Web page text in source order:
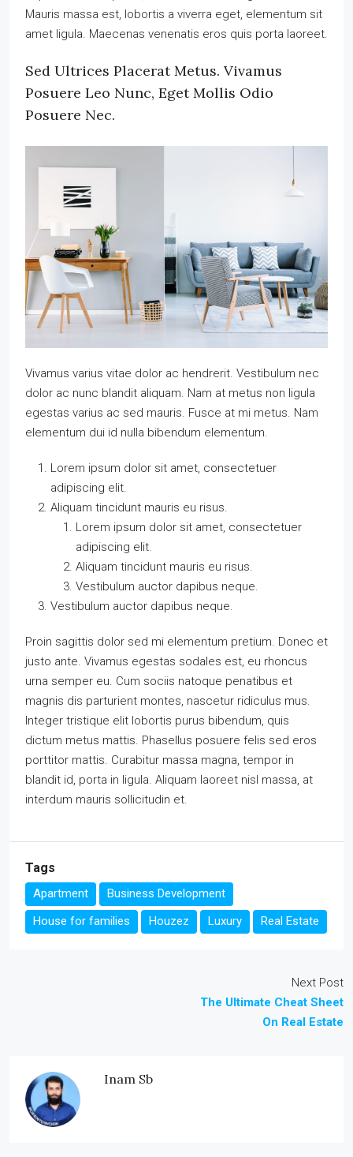
Mauris massa est, lobortis a viverra eget, elementum sit
amet ligula. Maecenas venenatis eros quis porta laoreet.
Sed Ultrices Placerat Metus. Vivamus
Posuere Leo Nunc, Eget Mollis Odio
Posuere Nec.
Vivamus varius vitae dolor ac hendrerit. Vestibulum nec
dolor ac nunc blandit aliquam. Nam at metus non ligula
egestas varius ac sed mauris. Fusce at mi metus. Nam
elementum dui id nulla bibendum elementum.
Lorem ipsum dolor sit amet, consectetuer
adipiscing elit.
Aliquam tincidunt mauris eu risus.
Lorem ipsum dolor sit amet, consectetuer
adipiscing elit.
Aliquam tincidunt mauris eu risus.
Vestibulum auctor dapibus neque.
Vestibulum auctor dapibus neque.
Proin sagittis dolor sed mi elementum pretium. Donec et
justo ante. Vivamus egestas sodales est, eu rhoncus
urna semper eu. Cum sociis natoque penatibus et
magnis dis parturient montes, nascetur ridiculus mus.
Integer tristique elit lobortis purus bibendum, quis
dictum metus mattis. Phasellus posuere felis sed eros
porttitor mattis. Curabitur massa magna, tempor in
blandit id, porta in ligula. Aliquam laoreet nisl massa, at
interdum mauris sollicitudin et.
Tags
Apartment
Business Development
House for families
Houzez Luxury Real Estate
Next Post
The Ultimate Cheat Sheet
On Real Estate
Inam Sb